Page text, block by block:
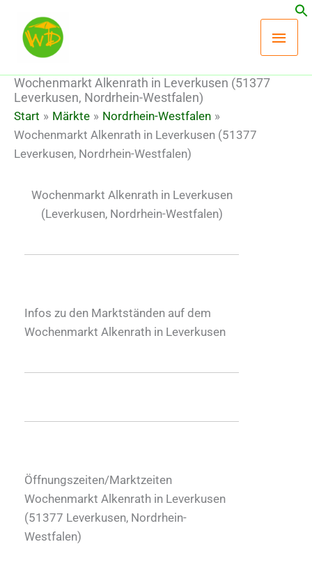
Inhalt
springen
Wochenmarkt Alkenrath in Leverkusen (51377
Leverkusen, Nordrhein-Westfalen)
Start Märkte
Nordrhein-Westfalen
Wochenmarkt Alkenrath in Leverkusen (51377
Leverkusen, Nordrhein-Westfalen)
Wochenmarkt Alkenrath in Leverkusen
(Leverkusen, Nordrhein-Westfalen)
Infos zu den Marktständen auf dem
Wochenmarkt Alkenrath in Leverkusen
Öffnungszeiten/Marktzeiten
Wochenmarkt Alkenrath in Leverkusen
(51377 Leverkusen, Nordrhein-
Westfalen)